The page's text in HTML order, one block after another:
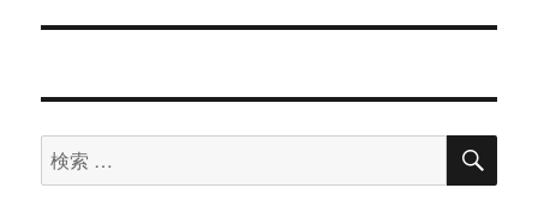
ー
ン
投
検
索
検